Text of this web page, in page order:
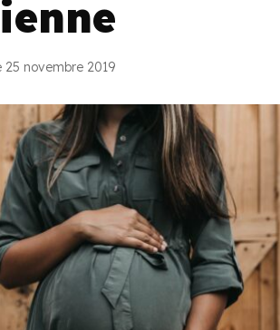
25 novembre 2019